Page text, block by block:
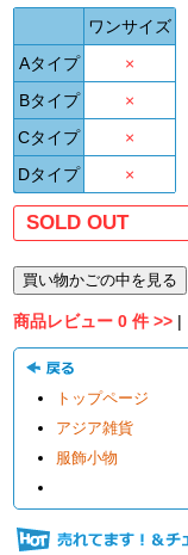
ワンサイズ
Aタイプ
×
Bタイプ
×
Cタイプ
×
Dタイプ
×
SOLD OUT
商品レビュー 0 件 >> |
トップページ
アジア雑貨
服飾小物